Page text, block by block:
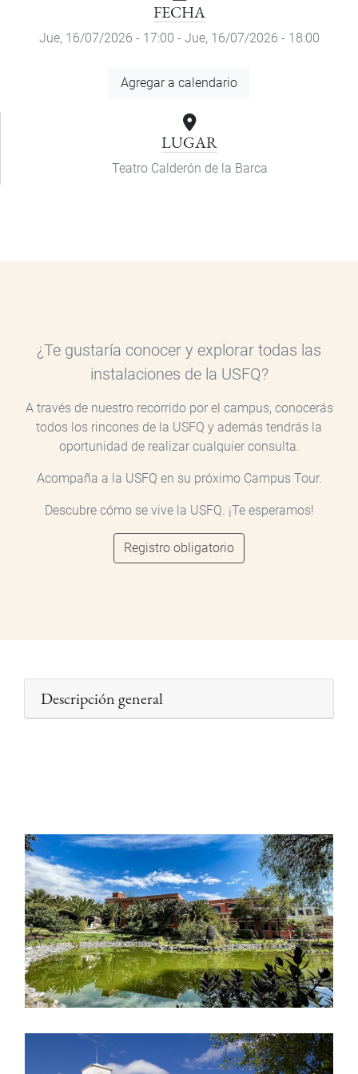
FECHA
Jue, 16/07/2026 - 17:00 - Jue, 16/07/2026 - 18:00
Agregar a calendario
LUGAR
Teatro Calderón de la Barca
¿Te gustaría conocer y explorar todas las
instalaciones de la USFQ?
A través de nuestro recorrido por el campus, conocerás
todos los rincones de la USFQ y además tendrás la
oportunidad de realizar cualquier consulta.
Acompaña a la USFQ en su próximo Campus Tour.
Descubre cómo se vive la USFQ. ¡Te esperamos!
Registro obligatorio
Descripción general